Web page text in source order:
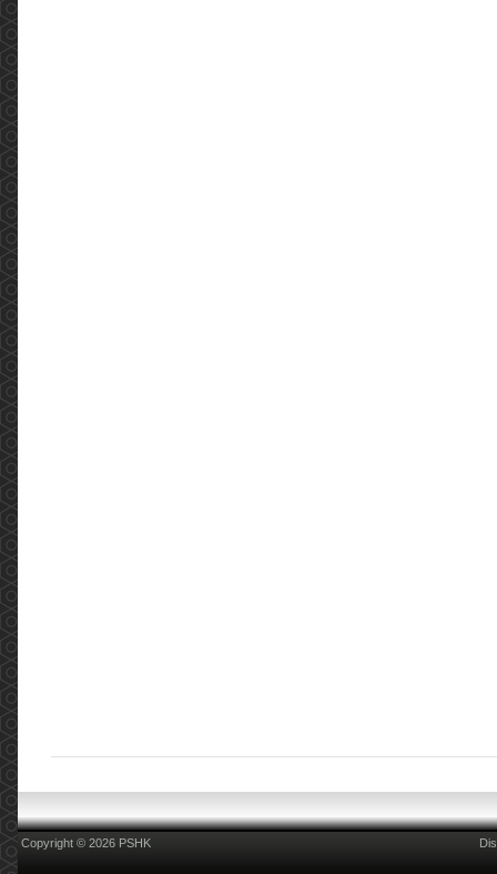
Copyright © 2026 PSHK